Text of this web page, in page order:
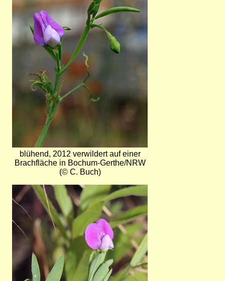
blühend, 2012 verwildert auf einer
Brachfläche in Bochum-Gerthe/NRW
(© C. Buch)
Bild